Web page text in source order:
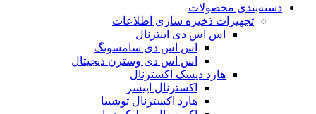
دسته‌بندی محصولات
تجهیزات ذخیره سازی اطلاعات
اس اس دی اینترنال
اس اس دی سامسونگ
اس اس دی وسترن دیجیتال
هارد دیسک اکسترنال
اکسترنال اپیسر
هارد اکسترنال توشیبا